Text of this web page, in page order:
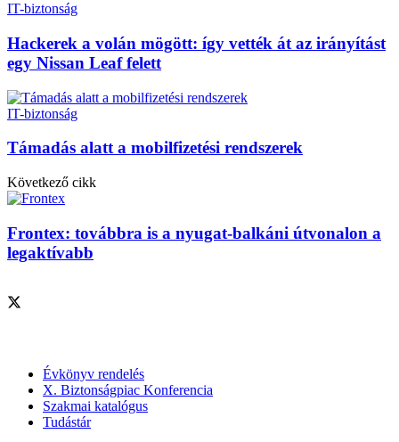
IT-biztonság
Hackerek a volán mögött: így vették át az irányítást
egy Nissan Leaf felett
IT-biztonság
Támadás alatt a mobilfizetési rendszerek
Következő cikk
Frontex: továbbra is a nyugat-balkáni útvonalon a
legaktívabb
Évkönyv rendelés
X. Biztonságpiac Konferencia
Szakmai katalógus
Tudástár